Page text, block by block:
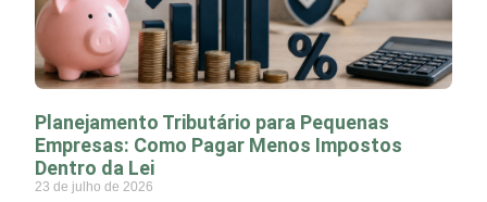
Planejamento Tributário para Pequenas
Empresas: Como Pagar Menos Impostos
Dentro da Lei
23 de julho de 2026